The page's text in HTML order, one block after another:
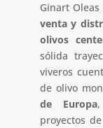
Ginart
venta y
olivos
sólida
viveros
de olivo
de Europa
proyectos